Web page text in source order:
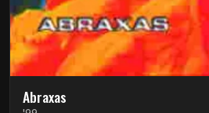
Abraxas